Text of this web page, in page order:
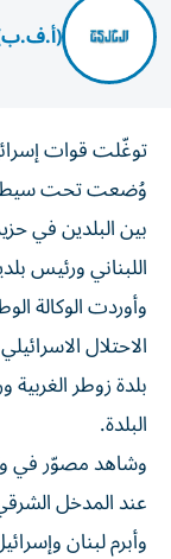
توغّلت قوات
وُضعت تحت سيطرة
بين البلدين في
اللبناني ورئيس
وأوردت الوكالة
الاحتلال
بلدة زوطر
البلدة.
وشاهد مصوّر في
عند المدخل